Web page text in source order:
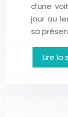
d’une
jour au
sa
Lire la